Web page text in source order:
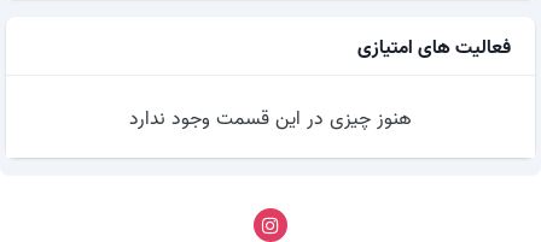
فعالیت های امتیازی
هنوز چیزی در این قسمت وجود ندارد